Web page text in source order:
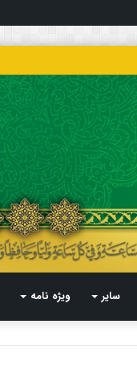
سایر ویژه نامه